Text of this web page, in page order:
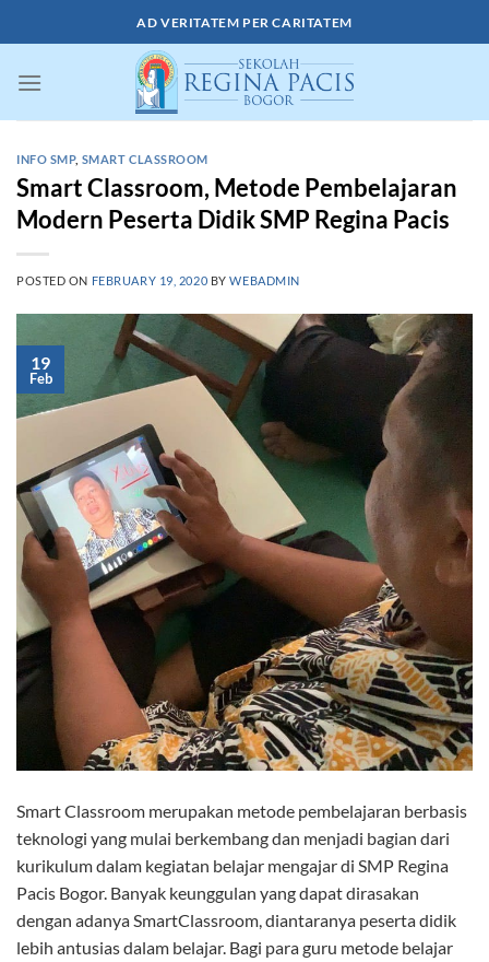
to
AD VERITATEM PER CARITATEM
INFO SMP, SMART CLASSROOM
Smart Classroom, Metode Pembelajaran
Modern Peserta Didik SMP Regina Pacis
POSTED ON FEBRUARY 19, 2020 BYWEBADMIN
19
Feb
Smart Classroom merupakan metode pembelajaran berbasis
teknologi yang mulai berkembang dan menjadi bagian dari
kurikulum dalam kegiatan belajar mengajar di SMP Regina
Pacis Bogor. Banyak keunggulan yang dapat dirasakan
dengan adanya SmartClassroom, diantaranya peserta didik
lebih antusias dalam belajar. Bagi para guru metode belajar